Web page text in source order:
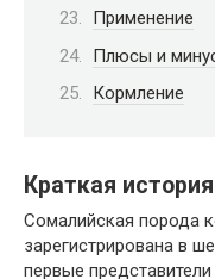
Применение
Плюсы и
Кормление
Краткая
Сомалийская порода
зарегистрирована в
первые